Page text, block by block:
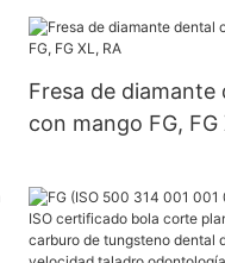
Fresa de diamante
con mango FG, FG